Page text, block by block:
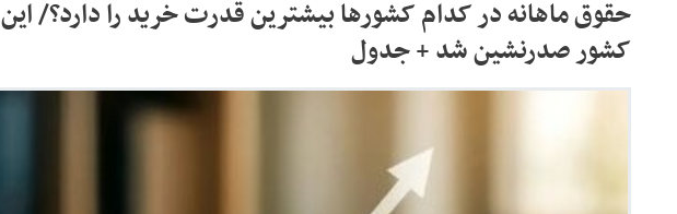
حقوق ماهانه در کدام کشورها بیشترین قدرت خرید را دارد؟/ این
کشور صدرنشین شد + جدول